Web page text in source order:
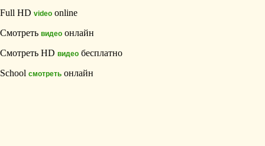
Full HD video online
Смотреть видео онлайн
Смотреть HD видео бесплатно
School смотреть онлайн